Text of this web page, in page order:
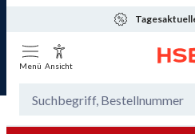
Menü Ansicht